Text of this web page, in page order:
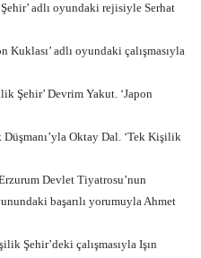
adlı oyundaki rejisiyle Serhat
Kuklası’ adlı oyundaki çalışmasıyla
Şehir’ Devrim Yakut. ‘Japon
Düşmanı’yla Oktay Dal. ‘Tek Kişilik
Devlet Tiyatrosu’nun
başarılı yorumuyla Ahmet
Şehir’deki çalışmasıyla Işın